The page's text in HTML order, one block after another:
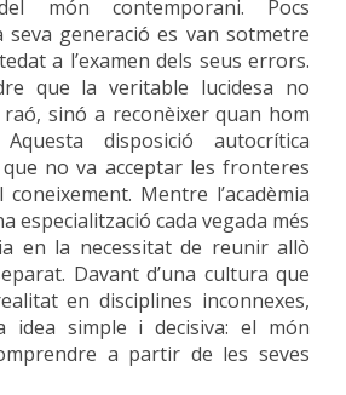
món contemporani. Pocs
seva generació es van sotmetre
a l’examen dels seus errors.
que la veritable lucidesa no
sinó a reconèixer quan hom
Aquesta disposició autocrítica
no va acceptar les fronteres
Mentre l’acadèmia
especialització cada vegada més
en la necessitat de reunir allò
Davant d’una cultura que
en disciplines inconnexes,
idea simple i decisiva: el món
a partir de les seves